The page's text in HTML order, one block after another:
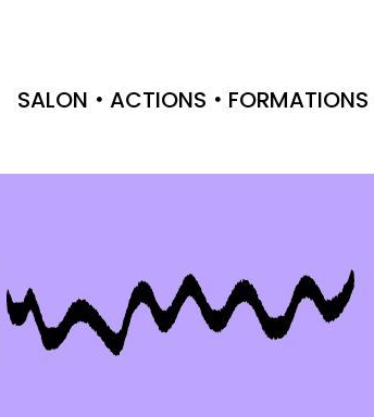
SALON ACTIONS FORMATIONS